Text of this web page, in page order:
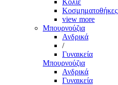
Κολιέ
Κοσμηματοθήκες
view more
Μπουρνούζια
Ανδρικά
/
Γυναικεία
Μπουρνούζια
Ανδρικά
Γυναικεία